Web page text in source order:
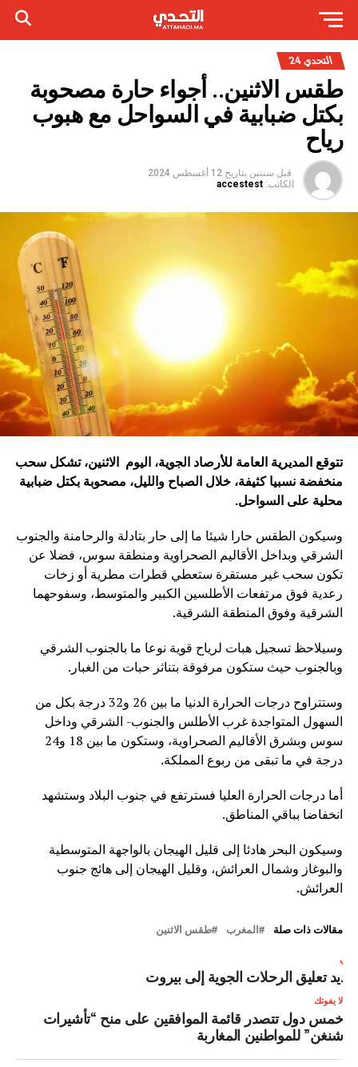
التحدي 24
طقس الاثنين.. أجواء حارة مصحوبة
بكتل ضبابية في السواحل مع هبوب
رياح
قبل سنتين بتاريخ 12 أغسطس 2024
الكاتب: accestest
تتوقع المديرية العامة للأرصاد الجوية، اليوم الاثنين، تشكل سحب
منخفضة نسبيا كثيفة، خلال الصباح والليل، مصحوبة بكتل ضبابية
محلية على السواحل.
وسيكون الطقس حارا شيئا ما إلى حار بتادلة والرحامنة والجنوب
الشرقي وبداخل الأقاليم الصحراوية ومنطقة سوس، فضلا عن
تكون سحب غير مستقرة ستعطي قطرات مطرية أو زخات
رعدية فوق مرتفعات الأطلسين الكبير والمتوسط، وسفوحهما
الشرقية وفوق المنطقة الشرقية.
وسيلاحظ تسجيل هبات لرياح قوية نوعا ما بالجنوب الشرقي
وبالجنوب حيث ستكون مرفوقة بتناثر حبات من الغبار.
وستتراوح درجات الحرارة الدنيا ما بين 26 و32 درجة بكل من
السهول المتواجدة غرب الأطلس والجنوب- الشرقي وداخل
سوس وبشرق الأقاليم الصحراوية، وستكون ما بين 18 و24
درجة في ما تبقى من ربوع المملكة.
أما درجات الحرارة العليا فسترتفع في جنوب البلاد وستشهد
انخفاضا بباقي المناطق.
وسيكون البحر هادئا إلى قليل الهيجان بالواجهة المتوسطية
والبوغاز وشمال العرائش، وقليل الهيجان إلى هائج جنوب
العرائش.
مقالات ذات صلة المغرب طقس الاثنين
تعليق الرحلات الجوية إلى بيروت
لا يفوتك
خمس دول تتصدر قائمة الموافقين على منح “تأشيرات
شنغن” للمواطنين المغاربة